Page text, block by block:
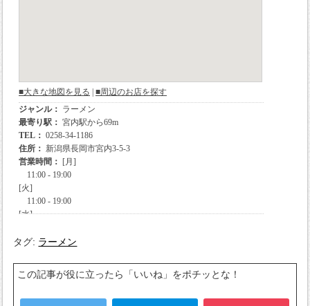
タグ: ラーメン
この記事が役に立ったら「いいね」をポチッとな！